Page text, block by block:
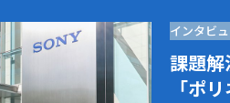
インタビ
課題解
「ポ